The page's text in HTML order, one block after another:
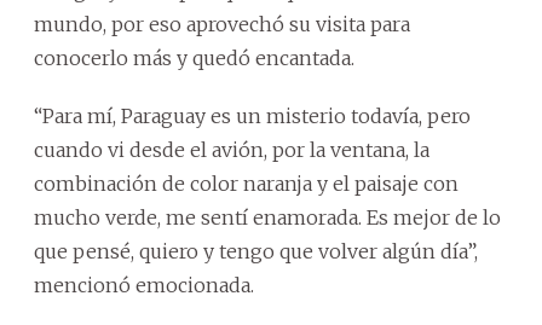
mundo, por eso aprovechó su visita para
conocerlo más y quedó encantada.
“Para mí, Paraguay es un misterio todavía, pero
cuando vi desde el avión, por la ventana, la
combinación de color naranja y el paisaje con
mucho verde, me sentí enamorada. Es mejor de lo
que pensé, quiero y tengo que volver algún día”,
mencionó emocionada.